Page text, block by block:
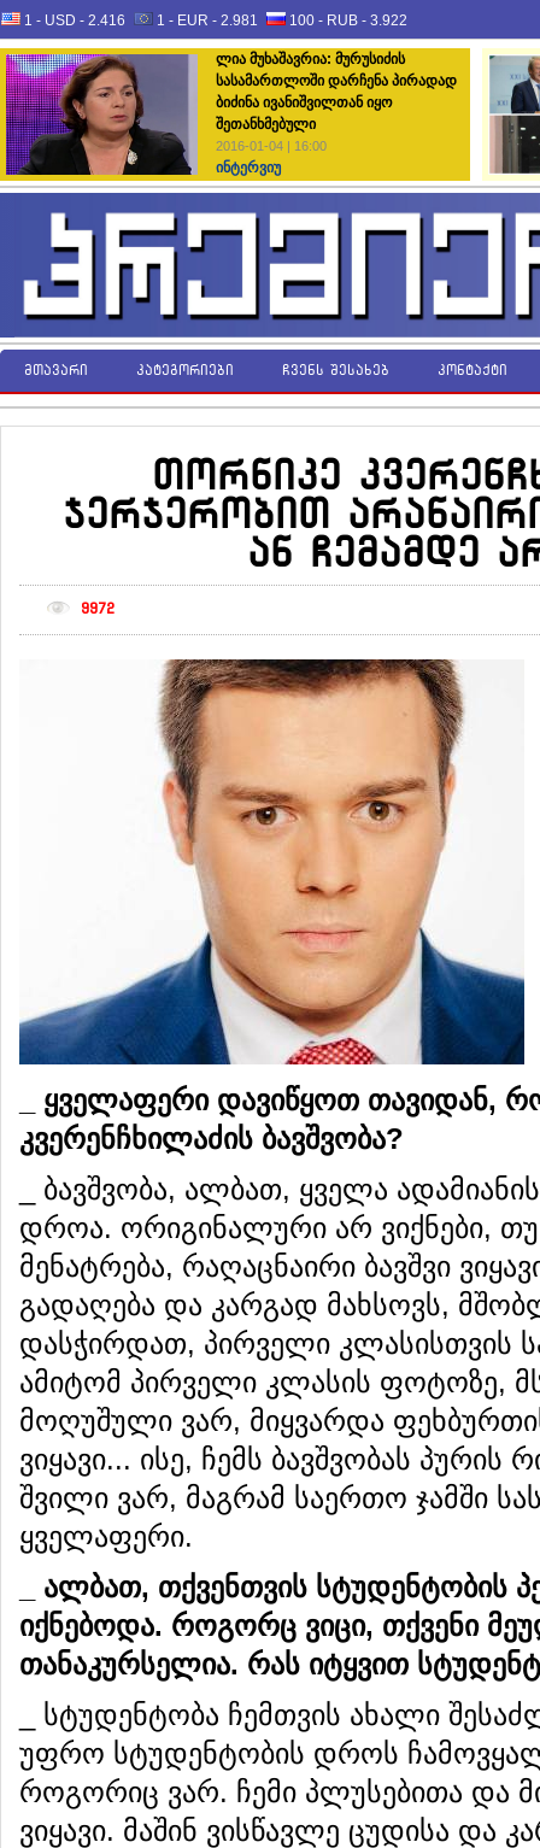
1 - USD - 2.416 1 - EUR - 2.981 100 - RUB - 3.922
ლია მუხაშავრია: მურუსიძის
სასამართლოში დარჩენა პირადად
ბიძინა ივანიშვილთან იყო
შეთანხმებული
2016-01-04 | 16:00
ინტერვიუ
მთავარი კატეგორიები ჩვენს შესახებ კონტაქტი
თორნიკე
ჯერჯერობით
ან ჩემამდე
9972
_ ყველაფერი დავიწყოთ თავიდან,
კვერენჩხილაძის ბავშვობა?
_ ბავშვობა, ალბათ, ყველა
დროა. ორიგინალური არ ვიქნები,
მენატრება, რაღაცნაირი ბავშვი
გადაღება და კარგად მახსოვს,
დასჭირდათ, პირველი
ამიტომ პირველი კლასის ფოტოზე,
მოღუშული ვარ, მიყვარდა
ვიყავი... ისე, ჩემს ბავშვობას პურის
შვილი ვარ, მაგრამ საერთო ჯამში
ყველაფერი.
_ ალბათ, თქვენთვის სტუდენტობის
იქნებოდა. როგორც ვიცი, თქვენი
თანაკურსელია. რას იტყვით
_ სტუდენტობა ჩემთვის ახალი
უფრო სტუდენტობის დროს
როგორიც ვარ. ჩემი პლუსებითა და
ვიყავი. მაშინ ვისწავლე ცუდისა და